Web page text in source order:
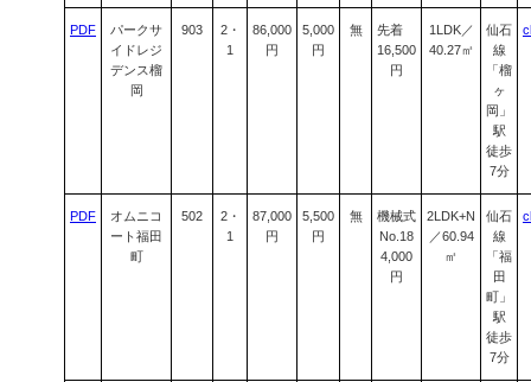
PDF
パークサ
イドレジ
デンス榴
岡
903
2・
1
86,000
円
5,000
円
無
先着
16,500
円
1LDK／
40.27㎡
仙石
線
「榴
ヶ
岡」
駅
徒歩
7分
PDF
オムニコ
ート福田
町
502
2・
1
87,000
円
5,500
円
無
機械式
No.18
4,000
円
2LDK+N
／60.94
㎡
仙石
線
「福
田
町」
駅
徒歩
7分